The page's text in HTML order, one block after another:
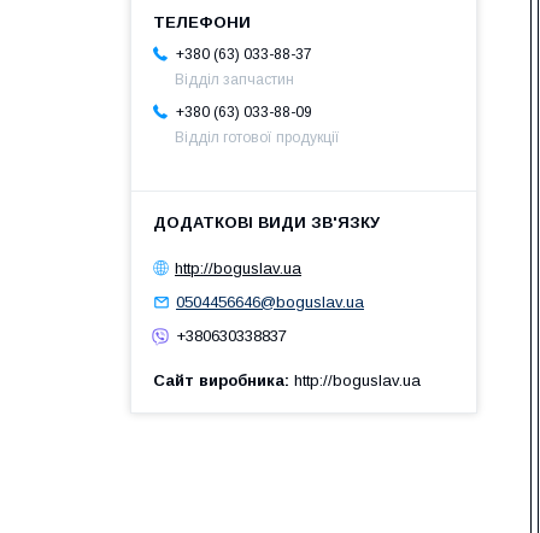
+380 (63) 033-88-37
Відділ запчастин
+380 (63) 033-88-09
Відділ готової продукції
http://boguslav.ua
0504456646@boguslav.ua
+380630338837
Сайт виробника http://boguslav.ua